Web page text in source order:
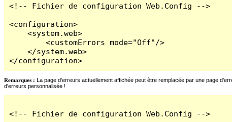
<!-- Fichier de configuration Web.Config -->
<configuration>
    <system.web>
        <customErrors mode="Off"/>
    </system.web>
</configuration>
Remarques : La page d'erreurs actuellement affichée peut être remplacée par une page
d'erreurs personnalisée !
<!-- Fichier de configuration Web.Config -->